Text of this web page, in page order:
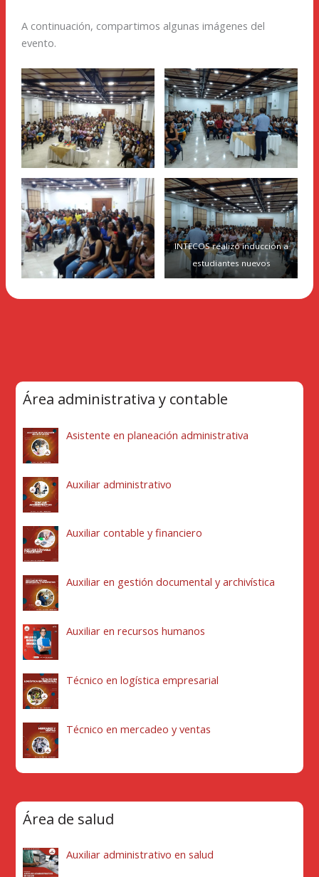
A continuación, compartimos algunas imágenes del
evento.
INTECOS realizó inducción a
estudiantes nuevos
Área administrativa y contable
Asistente en planeación administrativa
Auxiliar administrativo
Auxiliar contable y financiero
Auxiliar en gestión documental y archivística
Auxiliar en recursos humanos
Técnico en logística empresarial
Técnico en mercadeo y ventas
Área de salud
Auxiliar administrativo en salud